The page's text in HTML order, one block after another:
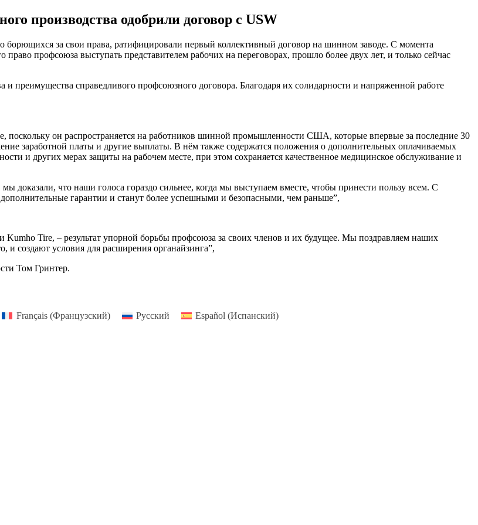
производства одобрили договор с USW
борющихся за свои права, ратифицировали первый коллективный договор на шинном заводе. С момента
профсоюза выступать представителем рабочих на переговорах, прошло более двух лет, и только сейчас
преимущества справедливого профсоюзного договора. Благодаря их солидарности и напряженной работе
поскольку он распространяется на работников шинной промышленности США, которые впервые за последние 30
заработной платы и другие выплаты. В нём также содержатся положения о дополнительных оплачиваемых
и других мерах защиты на рабочем месте, при этом сохраняется качественное медицинское обслуживание и
доказали, что наши голоса гораздо сильнее, когда мы выступаем вместе, чтобы принести пользу всем. С
гарантии и станут более успешными и безопасными, чем раньше”,
Tire, – результат упорной борьбы профсоюза за своих членов и их будущее. Мы поздравляем наших
и создают условия для расширения органайзинга”,
Том Гринтер.
Français(Французский) Русский Español (Испанский)